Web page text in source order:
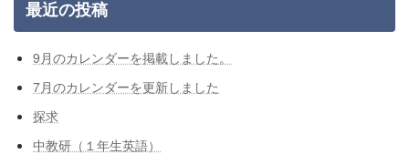
最近の投稿
9月のカレンダーを掲載しました。
7月のカレンダーを更新しました
探求
中教研（１年生英語）